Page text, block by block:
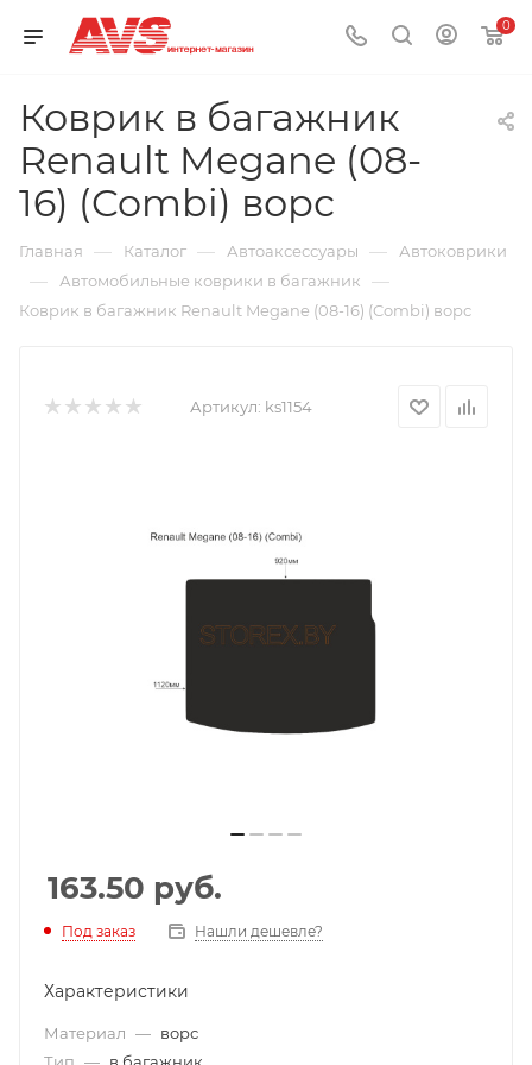
0
Коврик в багажник
Renault Megane (08-
16) (Combi) ворс
Главная — Каталог — Автоаксессуары — Автоковрики
— Автомобильные коврики в багажник —
Коврик в багажник Renault Megane (08-16) (Combi) ворс
Артикул: ks1154
163.50 руб.
Под заказ Нашли дешевле?
Характеристики
Материал — ворс